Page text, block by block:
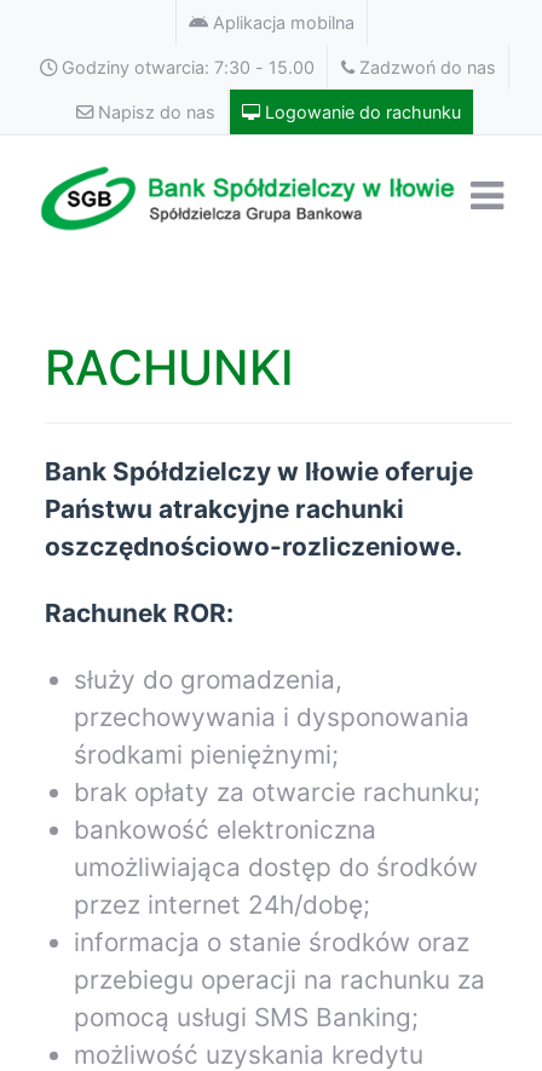
Aplikacja mobilna
Godziny otwarcia: 7:30 - 15.00 Zadzwoń do nas
Napisz do nas Logowanie do rachunku
RACHUNKI
Bank Spółdzielczy w Iłowie oferuje
Państwu atrakcyjne rachunki
oszczędnościowo-rozliczeniowe.
Rachunek ROR:
służy do gromadzenia,
przechowywania i dysponowania
środkami pieniężnymi;
brak opłaty za otwarcie rachunku;
bankowość elektroniczna
umożliwiająca dostęp do środków
przez internet 24h/dobę;
informacja o stanie środków oraz
przebiegu operacji na rachunku za
pomocą usługi SMS Banking;
możliwość uzyskania kredytu